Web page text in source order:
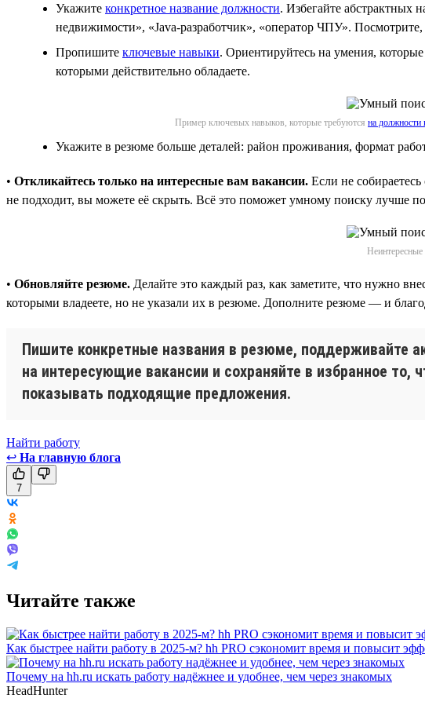
Укажите конкретное название должности. Избегайте абстрактных
недвижимости», «Java-разработчик», «оператор ЧПУ».
Пропишите ключевые навыки. Ориентируйтесь на умения,
которыми действительно обладаете.
Пример ключевых навыков, которые требуются на должности
Укажите в резюме больше деталей: район проживания, формат
• Откликайтесь только на интересные вам вакансии. Если не
не подходит, вы можете её скрыть. Всё это поможет умному поиску лучше
• Обновляйте резюме. Делайте это каждый раз, как заметите, что нужно
которыми владеете, но не указали их в резюме. Дополните резюме — и
Пишите конкретные названия в резюме, поддерживайте
на интересующие вакансии и сохраняйте в избранное
показывать подходящие предложения.
Найти работу
↩ На главную блога
7
Читайте также
Как быстрее найти работу в 2025-м? hh PRO сэкономит время и повысит
Почему на hh.ru искать работу надёжнее и удобнее, чем через знакомых
HeadHunter